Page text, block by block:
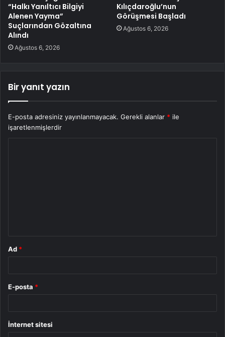
“Halkı Yanıltıcı Bilgiyi
Alenen Yayma”
Suçlarından Gözaltına
Alındı
Ağustos 6, 2026
Kılıçdaroğlu’nun
Görüşmesi Başladı
Ağustos 6, 2026
Bir yanıt yazın
E-posta adresiniz yayınlanmayacak. Gerekli alanlar * ile
işaretlenmişlerdir
Ad *
E-posta *
İnternet sitesi